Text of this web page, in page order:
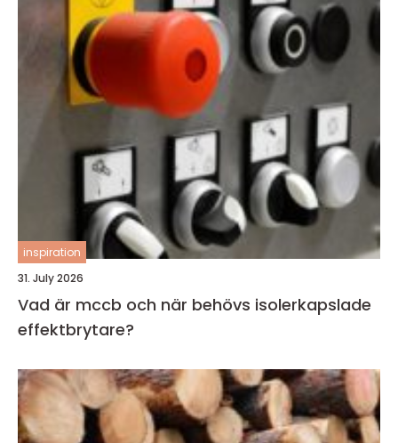
inspiration
31. July 2026
Vad är mccb och när behövs isolerkapslade
effektbrytare?